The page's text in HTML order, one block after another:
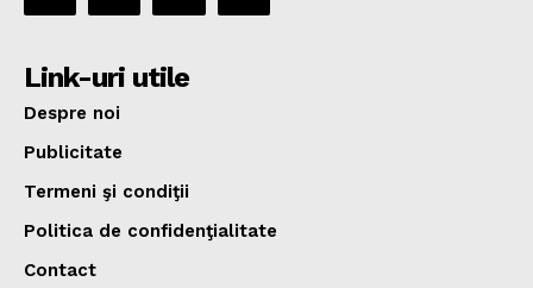
Link-uri utile
Despre noi
Publicitate
Termeni şi condiţii
Politica de confidenţialitate
Contact